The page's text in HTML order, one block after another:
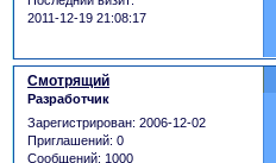
2011-12-19 21:08:17
Смотрящий
Разработчик
Зарегистрирован: 2006-12-02
Приглашений: 0
Сообщений: 1000